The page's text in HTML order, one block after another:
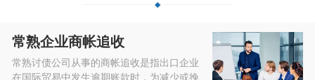
常熟企业商帐追收
常熟讨债公司从事的商帐追收是指出口企业
在国际贸易中发生逾期账款时，为减少或挽